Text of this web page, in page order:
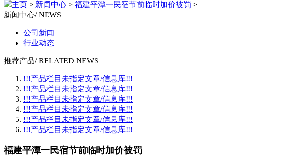
主页 > 新闻中心 > 福建平潭一民宿节前临时加价被罚 >
新闻中心/ NEWS
公司新闻
行业动态
推荐产品/ RELATED NEWS
!!!产品栏目未指定文章/信息库!!!
!!!产品栏目未指定文章/信息库!!!
!!!产品栏目未指定文章/信息库!!!
!!!产品栏目未指定文章/信息库!!!
!!!产品栏目未指定文章/信息库!!!
!!!产品栏目未指定文章/信息库!!!
福建平潭一民宿节前临时加价被罚